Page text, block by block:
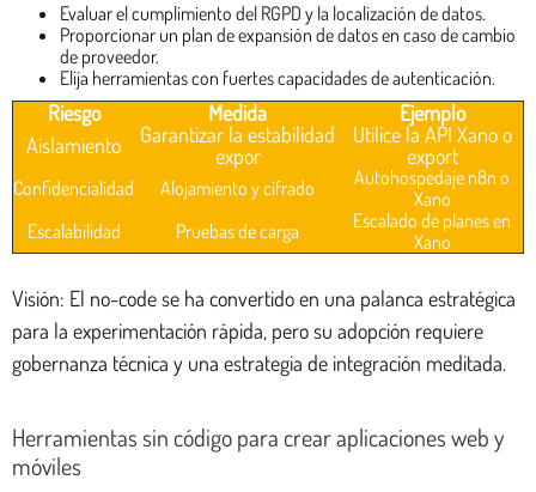
Evaluar el cumplimiento del RGPD y la localización de datos.
Proporcionar un plan de expansión de datos en caso de cambio
de proveedor.
Elija herramientas con fuertes capacidades de autenticación.
Riesgo Medida
Ejemplo
Aislamiento
Garantizar la estabilidad
expor
Utilice la API Xano o
export
Confidencialidad Alojamiento y cifrado
Autohospedaje n8n o
Xano
Escalabilidad
Pruebas de carga
Escalado de planes en
Xano
Visión: El no-code se ha convertido en una palanca estratégica
para la experimentación rápida, pero su adopción requiere
gobernanza técnica y una estrategia de integración meditada.
Herramientas sin código para crear aplicaciones web y
móviles